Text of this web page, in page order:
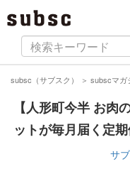
subsc（サブスク） ＞ subscマガ
【人形町今半 お肉
ットが毎月届く定
サ